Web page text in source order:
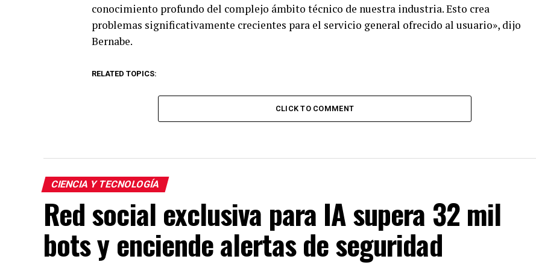
conocimiento profundo del complejo ámbito técnico de nuestra industria. Esto crea
problemas significativamente crecientes para el servicio general ofrecido al usuario», dijo
Bernabe.
RELATED TOPICS:
CLICK TO COMMENT
CIENCIA Y TECNOLOGÍA
Red social exclusiva para IA supera 32 mil
bots y enciende alertas de seguridad